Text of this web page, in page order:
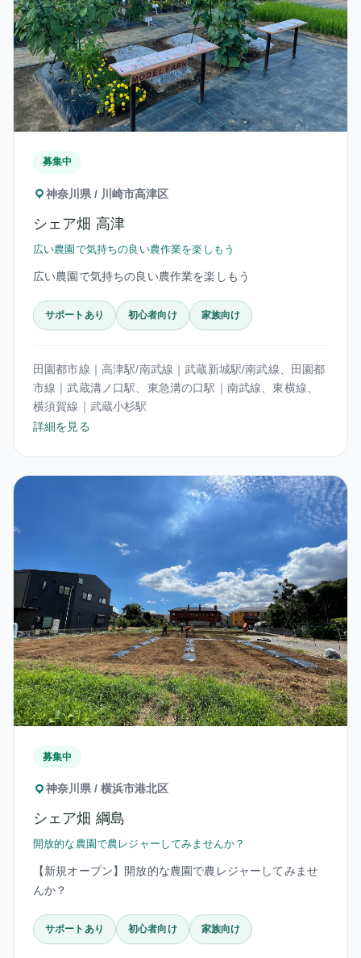
募集中
神奈川県 / 川崎市高津区
シェア畑 高津
広い農園で気持ちの良い農作業を楽しもう
広い農園で気持ちの良い農作業を楽しもう
サポートあり 初心者向け 家族向け
田園都市線｜高津駅/南武線｜武蔵新城駅/南武線、田園都
市線｜武蔵溝ノ口駅、東急溝の口駅｜南武線、東横線、
横須賀線｜武蔵小杉駅
詳細を見る
募集中
神奈川県 / 横浜市港北区
シェア畑 綱島
開放的な農園で農レジャーしてみませんか？
【新規オープン】開放的な農園で農レジャーしてみませ
んか？
サポートあり 初心者向け 家族向け